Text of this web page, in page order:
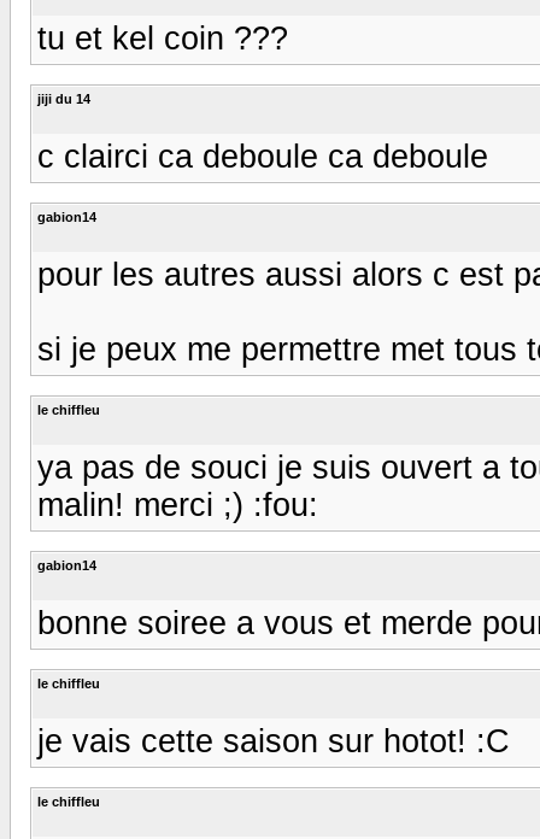
tu et kel coin ???
jiji du 14
c clairci ca deboule ca deboule
gabion14
pour les autres aussi alors c est
si je peux me permettre met tous
le chiffleu
ya pas de souci je suis ouvert a
malin! merci ;) :fou:
gabion14
bonne soiree a vous et merde
le chiffleu
je vais cette saison sur hotot! :C
le chiffleu